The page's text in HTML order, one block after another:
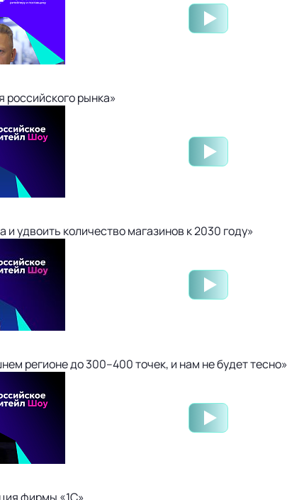
российского рынка»
удвоить количество магазинов к 2030 году»
регионе до 300–400 точек, и нам не будет тесно»